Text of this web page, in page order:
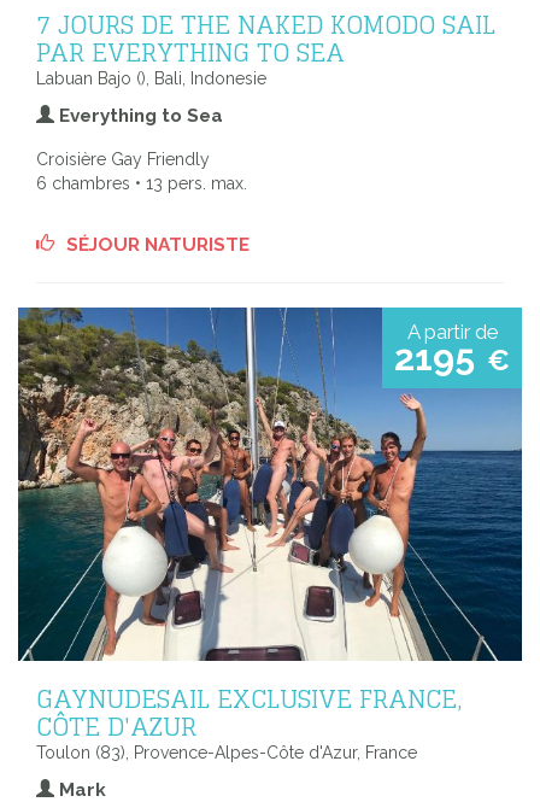
7 JOURS DE THE NAKED KOMODO SAIL
PAR EVERYTHING TO SEA
Labuan Bajo (), Bali, Indonesie
Everything to Sea
Croisière Gay Friendly
6 chambres • 13 pers. max.
SÉJOUR NATURISTE
A partir de
2195 €
GAYNUDESAIL EXCLUSIVE FRANCE,
CÔTE D'AZUR
Toulon (83), Provence-Alpes-Côte d'Azur, France
Mark